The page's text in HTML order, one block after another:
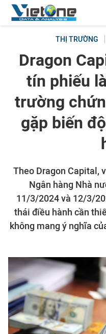
THỊ TRƯỜNG
Dragon
tín phiếu
trường
gặp biến
Theo Dragon Capital,
Ngân hàng Nhà
11/3/2024 và 12/3/
thái điều hành cần
không mang ý nghĩa